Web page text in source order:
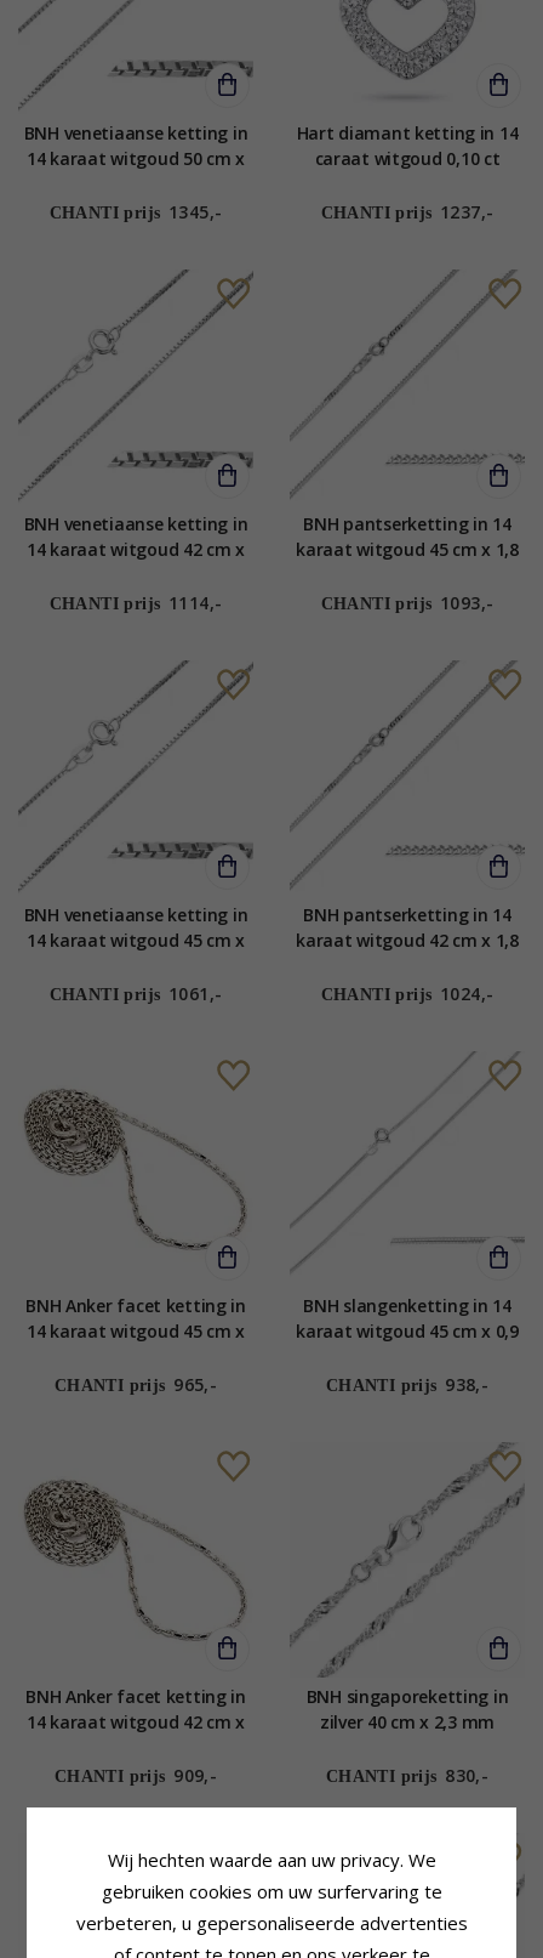
BNH venetiaanse ketting in
14 karaat witgoud 50 cm x
CHANTI prijs 1345,-
Hart diamant ketting in 14
caraat witgoud 0,10 ct
CHANTI prijs 1237,-
BNH venetiaanse ketting in
14 karaat witgoud 42 cm x
CHANTI prijs 1114,-
BNH pantserketting in 14
karaat witgoud 45 cm x 1,8
CHANTI prijs 1093,-
BNH venetiaanse ketting in
14 karaat witgoud 45 cm x
CHANTI prijs 1061,-
BNH pantserketting in 14
karaat witgoud 42 cm x 1,8
CHANTI prijs 1024,-
BNH Anker facet ketting in
14 karaat witgoud 45 cm x
CHANTI prijs 965,-
BNH slangenketting in 14
karaat witgoud 45 cm x 0,9
CHANTI prijs 938,-
BNH Anker facet ketting in
14 karaat witgoud 42 cm x
CHANTI prijs 909,-
BNH singaporeketting in
zilver 40 cm x 2,3 mm
CHANTI prijs 830,-
Wij hechten waarde aan uw privacy. We
gebruiken cookies om uw surfervaring te
verbeteren, u gepersonaliseerde advertenties